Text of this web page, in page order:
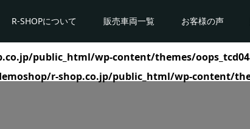
R-SHOPについて 販売車両一覧 お客様の声
public_html/wp-content/themes/
r-shop.co.jp/public_html/wp-content/